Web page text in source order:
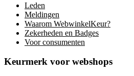
Leden
Meldingen
Waarom WebwinkelKeur?
Zekerheden en Badges
Voor consumenten
Keurmerk voor webshops